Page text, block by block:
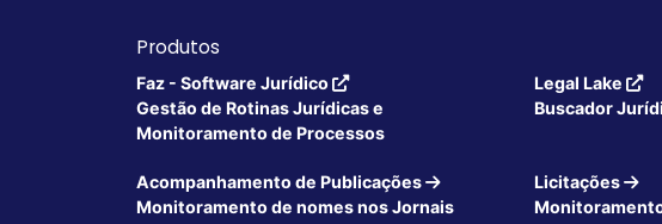
Produtos
Faz - Software Jurídico
Gestão de Rotinas Jurídicas e
Monitoramento de Processos
Legal Lake
Buscador
Acompanhamento de Publicações
Monitoramento de nomes nos Jornais
Licitações